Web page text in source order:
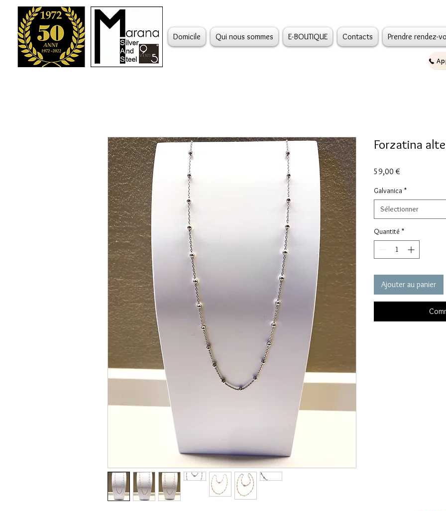
Domicile Qui nous sommes E-BOUTIQUE Contacts Prendre rendez-
Forzatina
59,00 €
Galvanica *
Sélectionner
Quantité *
Ajouter au panier